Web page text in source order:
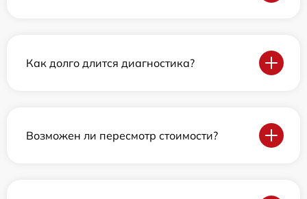
Как долго длится диагностика?
Возможен ли пересмотр стоимости?